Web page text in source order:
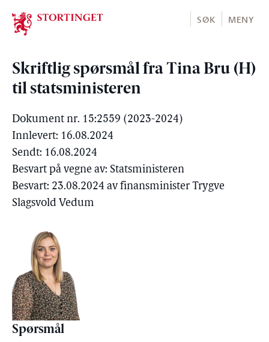
Stortinget.no
SØK MENY
Skriftlig spørsmål fra Tina Bru (H)
til statsministeren
Dokument nr. 15:2559 (2023-2024)
Innlevert: 16.08.2024
Sendt: 16.08.2024
Besvart på vegne av: Statsministeren
Besvart: 23.08.2024 av finansminister Trygve
Slagsvold Vedum
Spørsmål